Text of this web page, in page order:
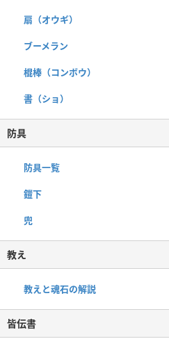
扇（オウギ）
ブーメラン
棍棒（コンボウ）
書（ショ）
防具
防具一覧
鎧下
兜
教え
教えと魂石の解説
皆伝書